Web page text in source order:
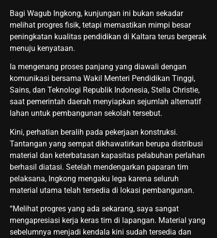
Bagi Wagub Ingkong, kunjungan ini bukan sekadar
melihat progres fisik, tetapi memastikan mimpi besar
peningkatan kualitas pendidikan di Kaltara terus bergerak
menuju kenyataan.
Ia mengenang proses panjang yang diawali dengan
komunikasi bersama Wakil Menteri Pendidikan Tinggi,
Sains, dan Teknologi Republik Indonesia, Stella Christie,
saat pemerintah daerah menyiapkan sejumlah alternatif
lahan untuk pembangunan sekolah tersebut.
Kini, perhatian beralih pada pekerjaan konstruksi.
Tantangan yang sempat dikhawatirkan berupa distribusi
material dan keterbatasan kapasitas pelabuhan perlahan
berhasil diatasi. Setelah mendengarkan paparan tim
pelaksana, Ingkong mengaku lega karena seluruh
material utama telah tersedia di lokasi pembangunan.
“Melihat progres yang ada sekarang, saya sangat
mengapresiasi kerja keras tim di lapangan. Material yang
sebelumnya menjadi kendala kini sudah tersedia dan